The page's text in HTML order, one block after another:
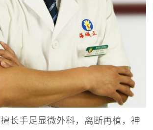
擅长手足显微外科，离断再植，神